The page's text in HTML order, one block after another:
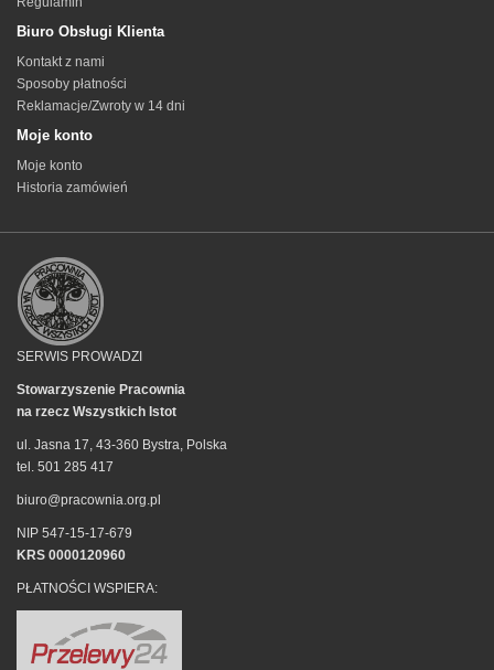
Biuro Obsługi Klienta
Kontakt z nami
Sposoby płatności
Reklamacje/Zwroty w 14 dni
Moje konto
Moje konto
Historia zamówień
SERWIS PROWADZI
Stowarzyszenie Pracownia
na rzecz Wszystkich Istot
ul. Jasna 17, 43-360 Bystra, Polska
tel. 501 285 417
biuro@pracownia.org.pl
NIP 547-15-17-679
KRS 0000120960
PŁATNOŚCI WSPIERA: